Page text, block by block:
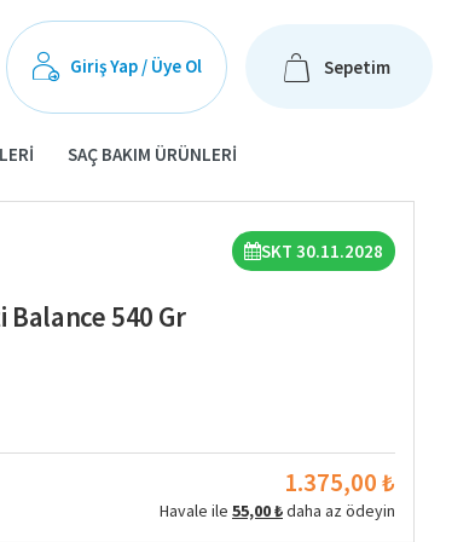
Giriş Yap / Üye Ol Sepetim
SAÇ BAKIM ÜRÜNLERI
SKT 30.11.2028
540 Gr
1.375,00 ₺
Havale ile 55,00 ₺ daha az ödeyin